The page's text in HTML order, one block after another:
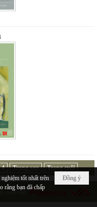
4 Trang sau Trang cuối
reserved
Đồng ý
tốt nhất trên
rằng bạn đã chấp